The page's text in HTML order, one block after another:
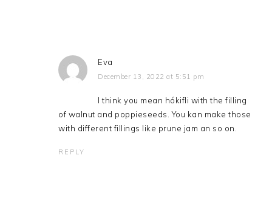
Eva
December 13, 2022 at 5:51 pm
I think you mean hókifli with the filling
of walnut and poppieseeds. You kan make those
with different fillings like prune jam an so on.
REPLY